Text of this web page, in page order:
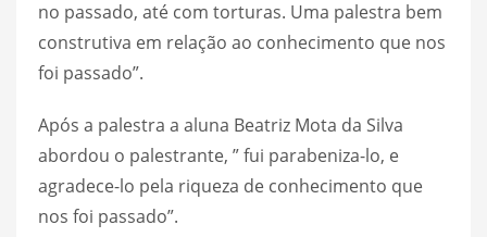
no passado, até com torturas. Uma palestra bem
construtiva em relação ao conhecimento que nos
foi passado”.
Após a palestra a aluna Beatriz Mota da Silva
abordou o palestrante, ” fui parabeniza-lo, e
agradece-lo pela riqueza de conhecimento que
nos foi passado”.